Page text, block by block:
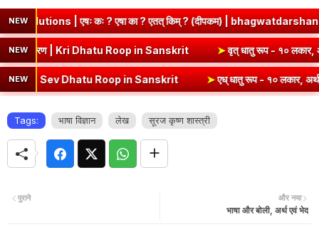
NEWकः ? एषा का ? एतत् किम् ? (दीपकम) | bhagwatdarshan.com ➤
NEW
- १० लकार, अर्थ एवं व्याकरण | Kri Dhatu Roop in Sanskrit ➤वृत् धातु
NEWDhatu Roop in Sanskrit ➤एध् धातु रूप - १० लकार, अर्थ एवं
Tags: भाषा विज्ञान लेख सूरज कृष्ण शास्त्री
और नया
भाषा और बोली, अर्थ एवं भेद
पुराने